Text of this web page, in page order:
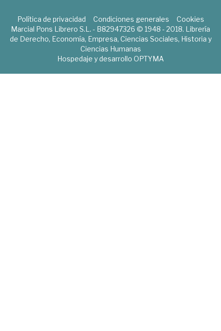
Política de privacidad Condiciones generales
Cookies
Marcial Pons Librero S.L. - B82947326 © 1948 - 2018. Librería
de Derecho, Economía, Empresa, Ciencias Sociales, Historia y
Ciencias Humanas
Hospedaje y desarrollo OPTYMA